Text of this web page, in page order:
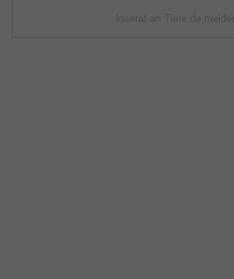
Inserat an Tiere.de melden